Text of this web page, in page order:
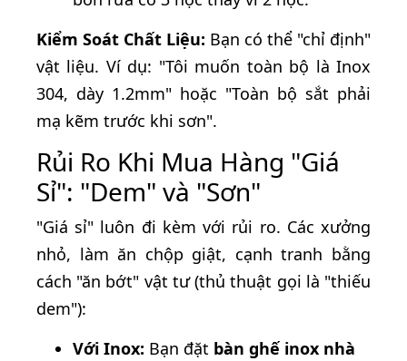
Kiểm Soát Chất Liệu: Bạn có thể "chỉ định"
vật liệu. Ví dụ: "Tôi muốn toàn bộ là Inox
304, dày 1.2mm" hoặc "Toàn bộ sắt phải
mạ kẽm trước khi sơn".
Rủi Ro Khi Mua Hàng "Giá
Sỉ": "Dem" và "Sơn"
"Giá sỉ" luôn đi kèm với rủi ro. Các xưởng
nhỏ, làm ăn chộp giật, cạnh tranh bằng
cách "ăn bớt" vật tư (thủ thuật gọi là "thiếu
dem"):
Với Inox: Bạn đặt bàn ghế inox nhà